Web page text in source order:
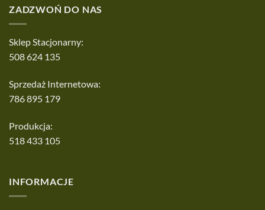
ZADZWOŃ DO NAS
Sklep Stacjonarny:
508 624 135
Sprzedaż Internetowa:
786 895 179
Produkcja:
518 433 105
INFORMACJE